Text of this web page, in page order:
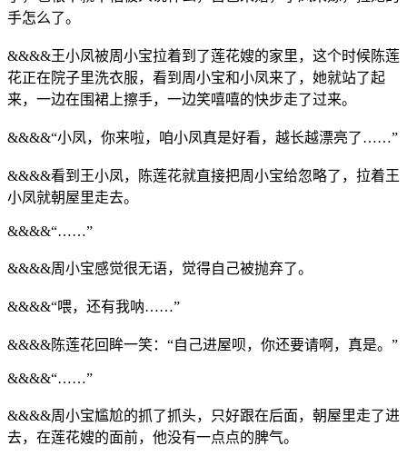
手怎么了。
&&&&王小凤被周小宝拉着到了莲花嫂的家里，这个时候陈莲
花正在院子里洗衣服，看到周小宝和小凤来了，她就站了起
来，一边在围裙上擦手，一边笑嘻嘻的快步走了过来。
&&&&“小凤，你来啦，咱小凤真是好看，越长越漂亮了……”
&&&&看到王小凤，陈莲花就直接把周小宝给忽略了，拉着王
小凤就朝屋里走去。
&&&&“……”
&&&&周小宝感觉很无语，觉得自己被抛弃了。
&&&&“喂，还有我呐……”
&&&&陈莲花回眸一笑：“自己进屋呗，你还要请啊，真是。”
&&&&“……”
&&&&周小宝尴尬的抓了抓头，只好跟在后面，朝屋里走了进
去，在莲花嫂的面前，他没有一点点的脾气。